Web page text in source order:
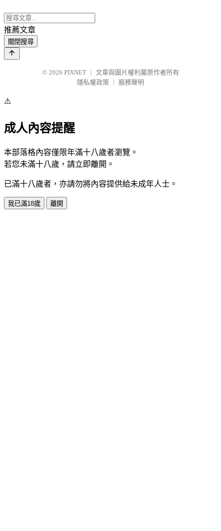
推薦文章
關閉搜尋
© 2026 PIXNET
文章與圖片權利屬原作者所有
隱私權政策
服務聲明
⚠️
成人內容提醒
本部落格內容僅限年滿十八歲者瀏覽。
若您未滿十八歲，請立即離開。
已滿十八歲者，亦請勿將內容提供給未成年人士。
我已滿18歲 離開